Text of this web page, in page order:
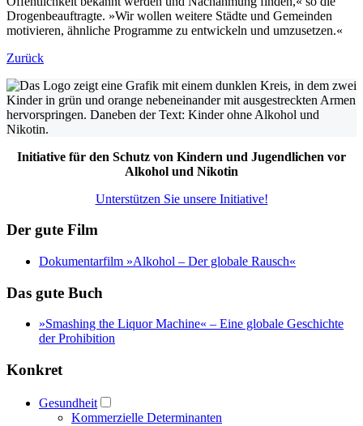
Drogenbeauftragte. »Wir wollen weitere Städte und Gemeinden
motivieren, ähnliche Programme zu entwickeln und umzusetzen.«
Zurück
Initiative für den Schutz von Kindern und Jugendlichen vor
Alkohol und Nikotin
Unterstützen Sie unsere Initiative!
Der gute Film
Dokumentarfilm »Alkohol – Der globale Rausch«
Das gute Buch
»Smashing the Liquor Machine« ‒ Eine globale Geschichte
der Prohibition
Konkret
Gesundheit
Kommerzielle Determinanten